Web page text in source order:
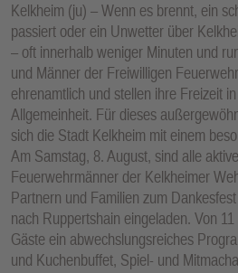
Kelkheim (ju) – Wenn es brennt, ein
passiert oder ein Unwetter über
– oft innerhalb weniger Minuten und
und Männer der Freiwilligen
ehrenamtlich und stellen ihre Freizeit
Allgemeinheit. Für dieses
sich die Stadt Kelkheim mit einem
Am Samstag, 8. August, sind alle
Feuerwehrmänner der Kelkheimer
Partnern und Familien zum
nach Ruppertshain eingeladen. Von
Gäste ein abwechslungsreiches
und Kuchenbuffet, Spiel- und